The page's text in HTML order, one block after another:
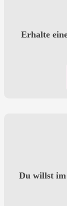
Erhalte
Du willst